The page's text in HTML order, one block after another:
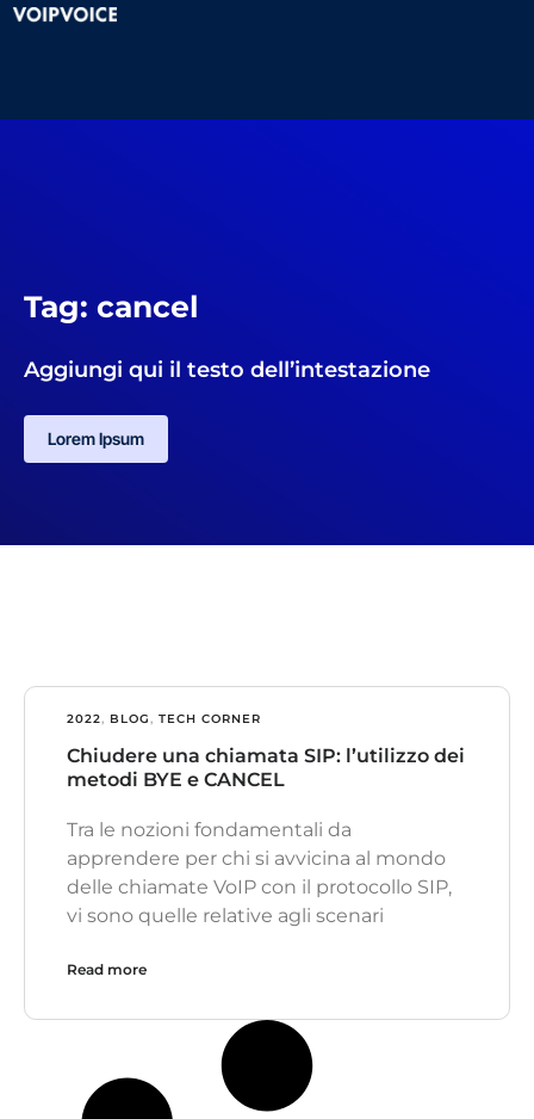
Tag: cancel
Aggiungi qui il testo dell’intestazione
Lorem Ipsum
2022, BLOG, TECH CORNER
Chiudere una chiamata SIP: l’utilizzo dei
metodi BYE e CANCEL
Tra le nozioni fondamentali da
apprendere per chi si avvicina al mondo
delle chiamate VoIP con il protocollo SIP,
vi sono quelle relative agli scenari
Read more